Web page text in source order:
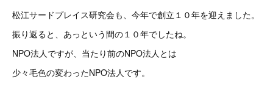
松江サードプレイス研究会も、今年で創立１０年を迎えました。
振り返ると、あっという間の１０年でしたね。
NPO法人ですが、当たり前のNPO法人とは
少々毛色の変わったNPO法人です。